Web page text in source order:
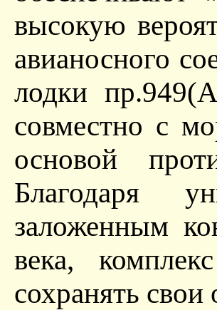
высокую
авианосного
лодки
совместно с
основой
Благодаря
заложенным
века,
сохранять свои